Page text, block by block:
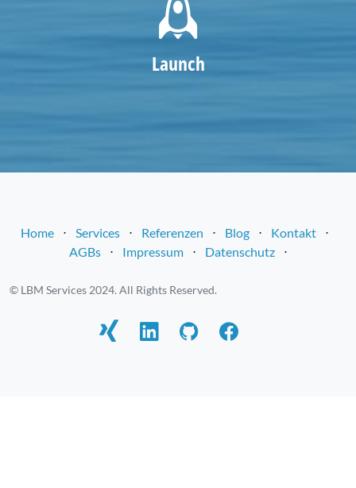
Launch
Home ⋅ Services ⋅ Referenzen ⋅ Blog ⋅ Kontakt
⋅
AGBs
⋅ Impressum ⋅ Datenschutz ⋅
© LBM Services 2024. All Rights Reserved.